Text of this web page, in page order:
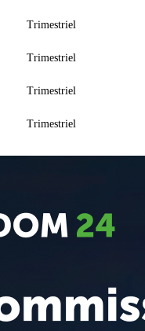
Trimestriel
Trimestriel
Trimestriel
Trimestriel